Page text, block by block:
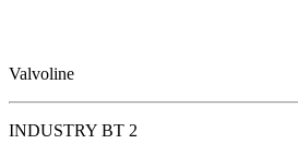
Valvoline
INDUSTRY BT 2